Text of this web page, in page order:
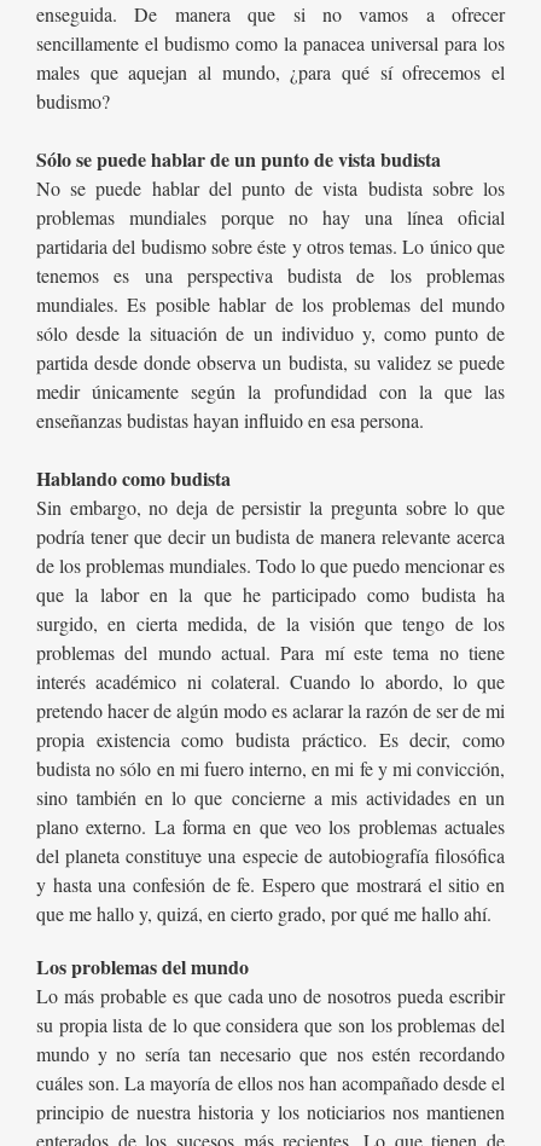
enseguida. De manera que si no vamos a ofrecer
sencillamente el budismo como la panacea universal para los
males que aquejan al mundo, ¿para qué sí ofrecemos el
budismo?
Sólo se puede hablar de un punto de vista budista
No se puede hablar del punto de vista budista sobre los
problemas mundiales porque no hay una línea oficial
partidaria del budismo sobre éste y otros temas. Lo único que
tenemos es una perspectiva budista de los problemas
mundiales. Es posible hablar de los problemas del mundo
sólo desde la situación de un individuo y, como punto de
partida desde donde observa un budista, su validez se puede
medir únicamente según la profundidad con la que las
enseñanzas budistas hayan influido en esa persona.
Hablando como budista
Sin embargo, no deja de persistir la pregunta sobre lo que
podría tener que decir un budista de manera relevante acerca
de los problemas mundiales. Todo lo que puedo mencionar es
que la labor en la que he participado como budista ha
surgido, en cierta medida, de la visión que tengo de los
problemas del mundo actual. Para mí este tema no tiene
interés académico ni colateral. Cuando lo abordo, lo que
pretendo hacer de algún modo es aclarar la razón de ser de mi
propia existencia como budista práctico. Es decir, como
budista no sólo en mi fuero interno, en mi fe y mi convicción,
sino también en lo que concierne a mis actividades en un
plano externo. La forma en que veo los problemas actuales
del planeta constituye una especie de autobiografía filosófica
y hasta una confesión de fe. Espero que mostrará el sitio en
que me hallo y, quizá, en cierto grado, por qué me hallo ahí.
Los problemas del mundo
Lo más probable es que cada uno de nosotros pueda escribir
su propia lista de lo que considera que son los problemas del
mundo y no sería tan necesario que nos estén recordando
cuáles son. La mayoría de ellos nos han acompañado desde el
principio de nuestra historia y los noticiarios nos mantienen